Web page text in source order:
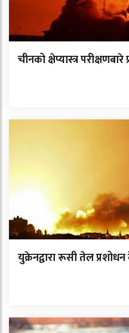
चीनको क्षेप्यास्त्र
युक्रेनद्वारा रूसी तेल प्रशोधन